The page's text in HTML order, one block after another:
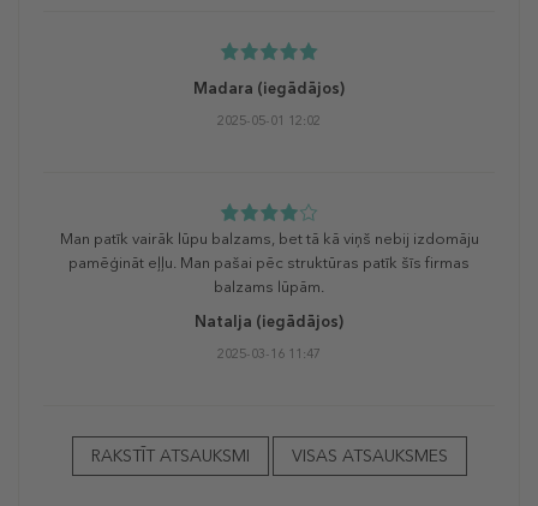
Madara (iegādājos)
2025-05-01 12:02
Man patīk vairāk lūpu balzams, bet tā kā viņš nebij izdomāju
pamēģināt eļļu. Man pašai pēc struktūras patīk šīs firmas
balzams lūpām.
Natalja (iegādājos)
2025-03-16 11:47
RAKSTĪT ATSAUKSMI VISAS ATSAUKSMES